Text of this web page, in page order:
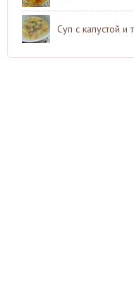
Суп с капустой и